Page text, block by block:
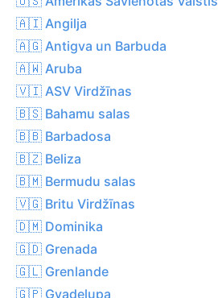
🇦🇮 Angilja
🇦🇬 Antigva un Barbuda
🇦🇼 Aruba
🇻🇮 ASV Virdžīnas
🇧🇸 Bahamu salas
🇧🇧 Barbadosa
🇧🇿 Beliza
🇧🇲 Bermudu salas
🇻🇬 Britu Virdžīnas
🇩🇲 Dominika
🇬🇩 Grenada
🇬🇱 Grenlande
🇬🇵 Gvadelupa